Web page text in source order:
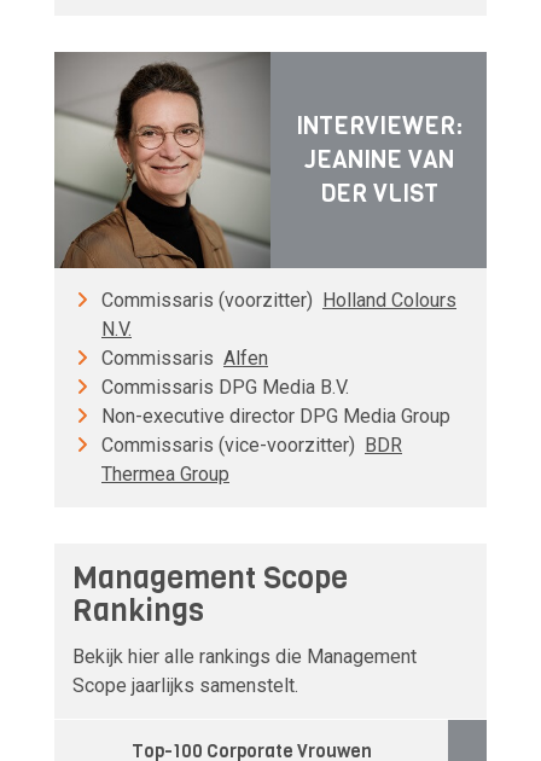
INTERVIEWER:
JEANINE VAN
DER VLIST
Commissaris (voorzitter) Holland Colours
N.V.
Commissaris Alfen
Commissaris DPG Media B.V.
Non-executive director DPG Media Group
Commissaris (vice-voorzitter) BDR
Thermea Group
Management Scope
Rankings
Bekijk hier alle rankings die Management
Scope jaarlijks samenstelt.
Top-100 Corporate Vrouwen